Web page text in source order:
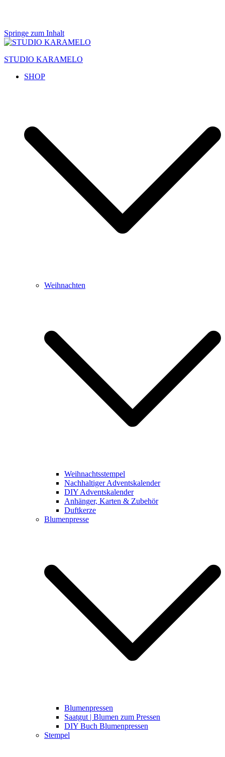
Springe zum Inhalt
STUDIO KARAMELO
SHOP
Weihnachten
Weihnachtsstempel
Nachhaltiger Adventskalender
DIY Adventskalender
Anhänger, Karten & Zubehör
Duftkerze
Blumenpresse
Blumenpressen
Saatgut | Blumen zum Pressen
DIY Buch Blumenpressen
Stempel